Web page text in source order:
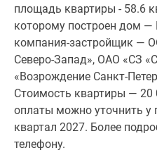
площадь квартиры - 58.6
которому построен дом
компания-застройщик —
Северо-Запад», ОАО «СЗ
«Возрождение Санкт-
Стоимость квартиры — 20
оплаты можно уточнить у
квартал 2027. Более
телефону.